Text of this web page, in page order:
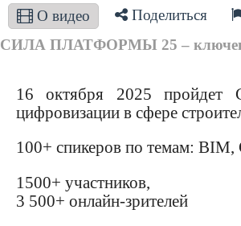
О видео Поделиться
СИЛА ПЛАТФОРМЫ 25 – ключевой
16 октября 2025
цифровизации в сфере
100+ спикеров по темам:
1500+ участников,
3 500+ онлайн-зрителей